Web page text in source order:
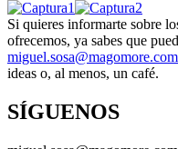
Si quieres informarte sobre
ofrecemos, ya sabes que
miguel.sosa@magomore.com
ideas o, al menos, un café.
SÍGUENOS